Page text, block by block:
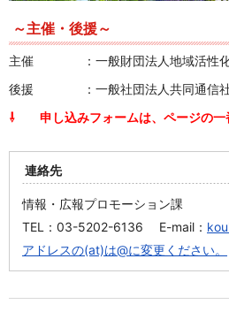
～主催・後援～
主催 ：一般財団法人地域活性化
後援 ：一般社団法人共同通信社
⇩ 申し込みフォームは、ページの一
連絡先
情報・広報プロモーション課
TEL：03-5202-6136 E-mail：
アドレスの(at)は@に変更ください。